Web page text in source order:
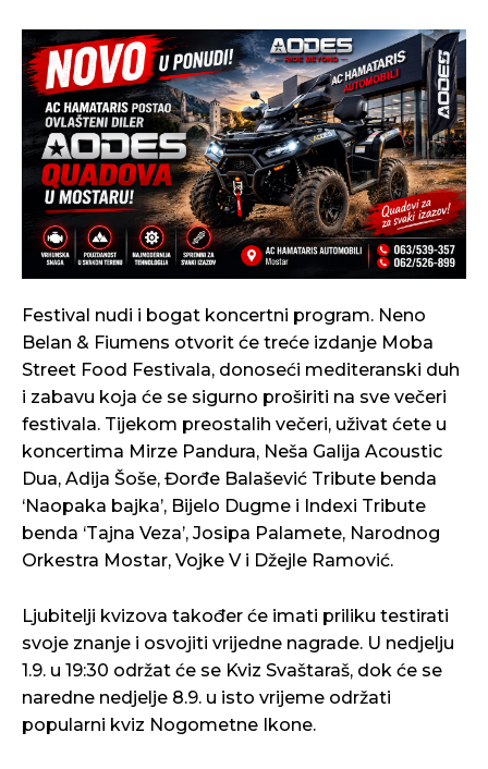
Festival nudi i bogat koncertni program. Neno
Belan & Fiumens otvorit će treće izdanje Moba
Street Food Festivala, donoseći mediteranski duh
i zabavu koja će se sigurno proširiti na sve večeri
festivala. Tijekom preostalih večeri, uživat ćete u
koncertima Mirze Pandura, Neša Galija Acoustic
Dua, Adija Šoše, Đorđe Balašević Tribute benda
‘Naopaka bajka’, Bijelo Dugme i Indexi Tribute
benda ‘Tajna Veza’, Josipa Palamete, Narodnog
Orkestra Mostar, Vojke V i Džejle Ramović.
Ljubitelji kvizova također će imati priliku testirati
svoje znanje i osvojiti vrijedne nagrade. U nedjelju
1.9. u 19:30 održat će se Kviz Svaštaraš, dok će se
naredne nedjelje 8.9. u isto vrijeme održati
popularni kviz Nogometne Ikone.